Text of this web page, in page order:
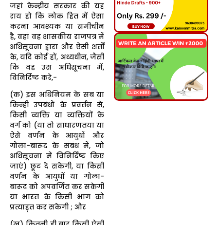
जहां केन्द्रीय सरकार की यह
राय हो कि लोक हित में ऐसा
करना आवश्यक या समीचीन
है, वहां वह शासकीय राजपत्र में
अधिसूचना द्वारा और ऐसी शर्तों
के, यदि कोई हों, अध्यधीन, जैसी
कि वह उस अधिसूचना में,
विनिर्दिष्ट करे,-
(क) इस अधिनियम के सब या
किन्हीं उपबंधों के प्रवर्तन से,
किसी व्यक्ति या व्यक्तियों के
वर्ग को (या तो साधारणतया या
ऐसे वर्णन के आयुधों और
गोला-बारूद के संबंध में, जो
अधिसूचना में विनिर्दिष्ट किए
जाएं) छूट दे सकेगी, या किसी
वर्णन के आयुधों या गोला-
बारूद को अपवर्जित कर सकेगी
या भारत के किसी भाग को
प्रत्याह्त कर सकेगी ; और